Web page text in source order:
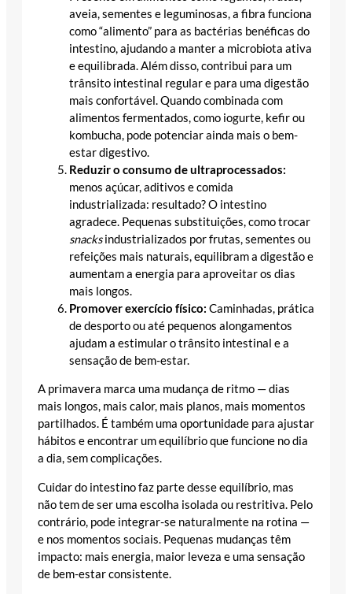
aveia, sementes e leguminosas, a fibra funciona
como “alimento” para as bactérias benéficas do
intestino, ajudando a manter a microbiota ativa
e equilibrada. Além disso, contribui para um
trânsito intestinal regular e para uma digestão
mais confortável. Quando combinada com
alimentos fermentados, como iogurte, kefir ou
kombucha, pode potenciar ainda mais o bem-
estar digestivo.
Reduzir o consumo de ultraprocessados:
menos açúcar, aditivos e comida
industrializada: resultado? O intestino
agradece. Pequenas substituições, como trocar
snacksindustrializados por frutas, sementes ou
refeições mais naturais, equilibram a digestão e
aumentam a energia para aproveitar os dias
mais longos.
Promover exercício físico: Caminhadas, prática
de desporto ou até pequenos alongamentos
ajudam a estimular o trânsito intestinal e a
sensação de bem-estar.
A primavera marca uma mudança de ritmo — dias
mais longos, mais calor, mais planos, mais momentos
partilhados. É também uma oportunidade para ajustar
hábitos e encontrar um equilíbrio que funcione no dia
a dia, sem complicações.
Cuidar do intestino faz parte desse equilíbrio, mas
não tem de ser uma escolha isolada ou restritiva. Pelo
contrário, pode integrar-se naturalmente na rotina —
e nos momentos sociais. Pequenas mudanças têm
impacto: mais energia, maior leveza e uma sensação
de bem-estar consistente.